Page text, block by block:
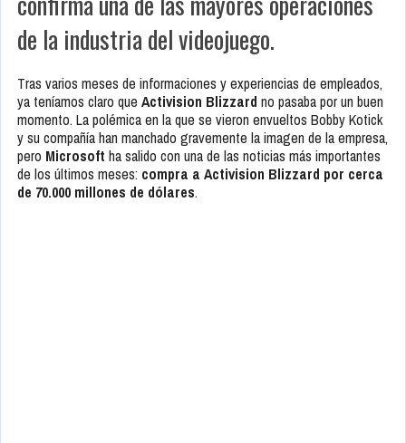
de la industria del videojuego.
Tras varios meses de informaciones y experiencias de empleados,
ya teníamos claro que Activision Blizzard no pasaba por un buen
momento. La polémica en la que se vieron envueltos Bobby Kotick
y su compañía han manchado gravemente la imagen de la empresa,
pero Microsoft ha salido con una de las noticias más importantes
de los últimos meses: compra a Activision Blizzard por cerca
de 70.000 millones de dólares.